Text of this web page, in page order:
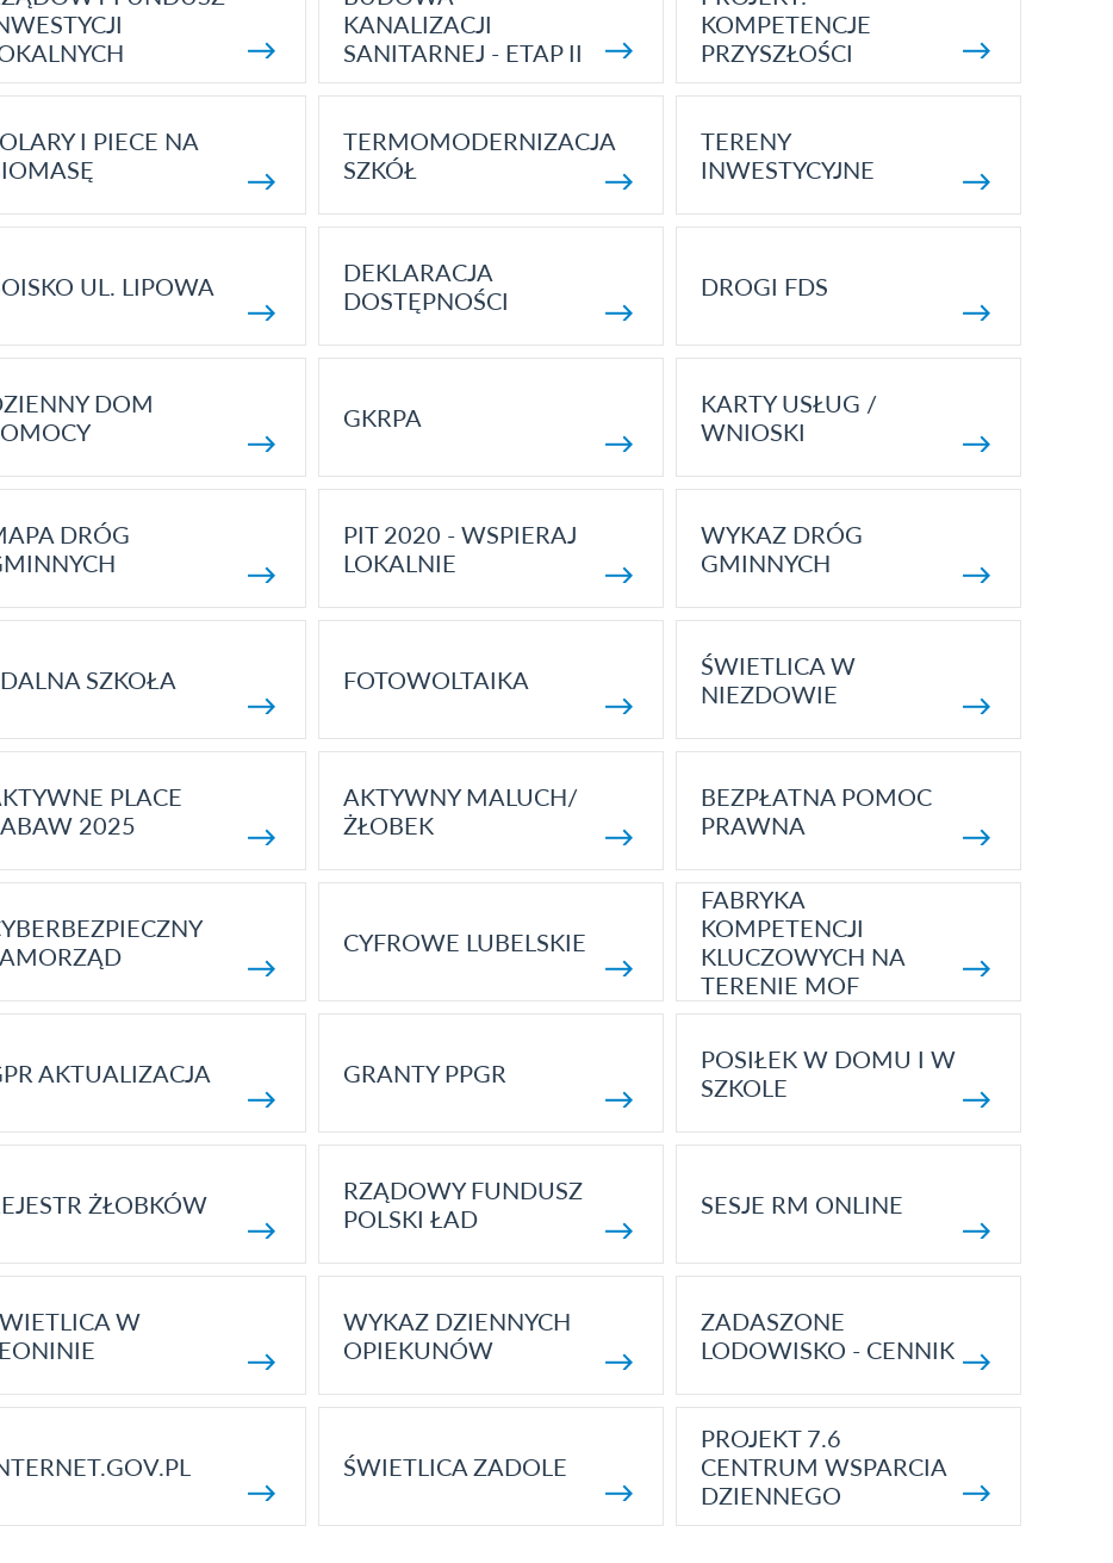
KANALIZACJI
SANITARNEJ - ETAP II
KOMPETENCJE
PRZYSZŁOŚCI
I PIECE NA
TERMOMODERNIZACJA
SZKÓŁ
TERENY
INWESTYCYJNE
UL. LIPOWA
DEKLARACJA
DOSTĘPNOŚCI
DROGI FDS
DOM
GKRPA
KARTY USŁUG /
WNIOSKI
DRÓG
PIT 2020 - WSPIERAJ
LOKALNIE
WYKAZ DRÓG
GMINNYCH
SZKOŁA FOTOWOLTAIKA
ŚWIETLICA W
NIEZDOWIE
PLACE
2025
AKTYWNY MALUCH/
ŻŁOBEK
BEZPŁATNA POMOC
PRAWNA
CYFROWE LUBELSKIE
FABRYKA
KOMPETENCJI
KLUCZOWYCH NA
TERENIE MOF
AKTUALIZACJA GRANTY PPGR
POSIŁEK W DOMU I W
SZKOLE
ŻŁOBKÓW
RZĄDOWY FUNDUSZ
POLSKI ŁAD
SESJE RM ONLINE
W
WYKAZ DZIENNYCH
OPIEKUNÓW
ZADASZONE
LODOWISKO - CENNIK
ŚWIETLICA ZADOLE
PROJEKT 7.6
CENTRUM WSPARCIA
DZIENNEGO